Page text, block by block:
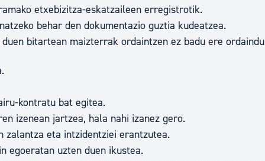
etxebizitza-eskatzaileen erregistrotik.
behar den dokumentazio guztia kudeatzea.
bitartean maizterrak ordaintzen ez badu ere ordaindu
kontratu bat egitea.
izenean jartzea, hala nahi izanez gero.
eta intzidentziei erantzutea.
egoeratan uzten duen ikustea.